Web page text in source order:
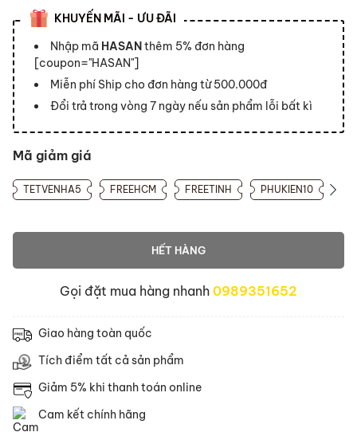
KHUYẾN MÃI - ƯU ĐÃI
Nhập mã HASANthêm 5% đơn hàng
[coupon="HASAN"]
Miễn phí Ship cho đơn hàng từ 500.000đ
Đổi trả trong vòng 7 ngày nếu sản phẩm lỗi bất kì
Mã giảm giá
TETVENHA5 FREEHCM FREETINH PHUKIEN10
HẾT HÀNG
Gọi đặt mua hàng nhanh 0989351652
Giao hàng toàn quốc
Tích điểm tất cả sản phẩm
Giảm 5% khi thanh toán online
Cam kết chính hãng